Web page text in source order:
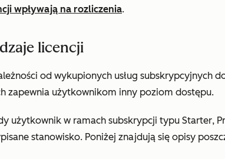
wpływają na rozliczenia.
licencji
od wykupionych usług subskrypcyjnych
zapewnia użytkownikom inny poziom dostępu.
użytkownik w ramach subskrypcji typu Starter,
stanowisko. Poniżej znajdują się opisy